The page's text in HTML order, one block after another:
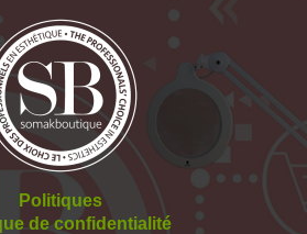
Politiques
de confidentialité